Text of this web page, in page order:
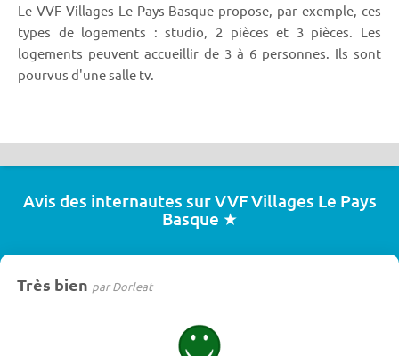
Le VVF Villages Le Pays Basque propose, par exemple, ces
types de logements : studio, 2 pièces et 3 pièces. Les
logements peuvent accueillir de 3 à 6 personnes. Ils sont
pourvus d'une salle tv.
Avis des internautes sur VVF Villages Le Pays
Basque ★
Très bien par Dorleat